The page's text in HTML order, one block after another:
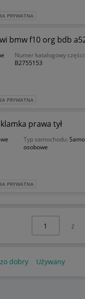
PRYWATNA
bmw f10 org bdb
Numer katalogowy części:
B2755153
PRYWATNA
prawa tył
Typ samochodu:
osobowe
PRYWATNA
z
dobry Używany